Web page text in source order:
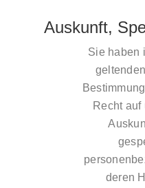
Auskunft,
Sie haben
Recht auf
deren